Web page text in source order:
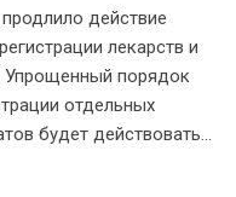
действие
лекарств и
Упрощенный порядок
отдельных
будет действовать...